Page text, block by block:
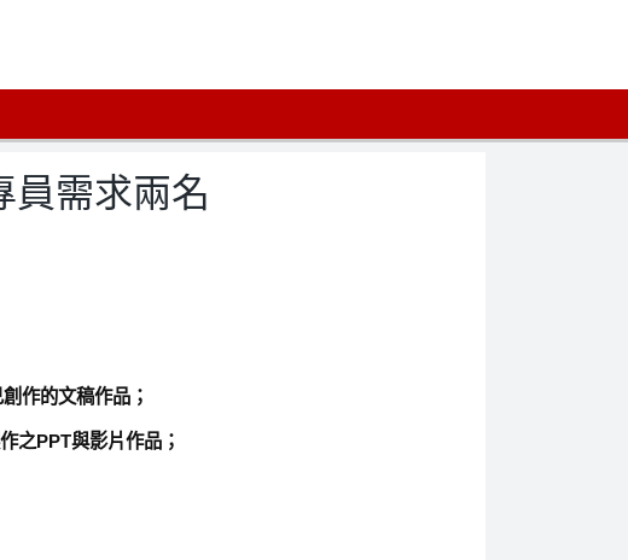
員需求兩名
作的文稿作品；
之PPT與影片作品；